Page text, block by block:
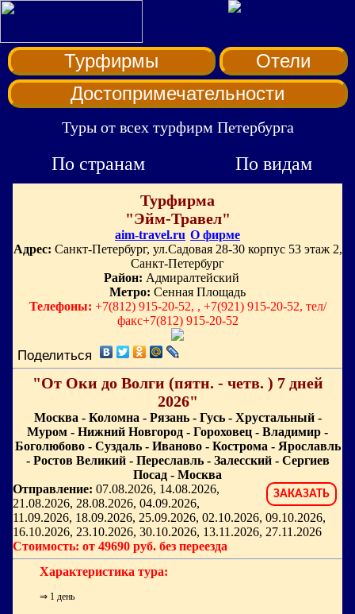
Турфирмы
Отели
Достопримечательности
Туры от всех турфирм Петербурга
По странам По видам
Турфирма
"Эйм-Травел"
aim-travel.ru О фирме
Адрес: Санкт-Петербург, ул.Садовая 28-30 корпус 53 этаж 2,
Санкт-Петербург
Район: Адмиралтейский
Метро: Сенная Площадь
Телефоны: +7(812) 915-20-52, , +7(921) 915-20-52, тел/
факс+7(812) 915-20-52
Поделиться
"От Оки до Волги (пятн. - четв. ) 7 дней
2026"
Москва - Коломна - Рязань - Гусь - Хрустальный -
Муром - Нижний Новгород - Гороховец - Владимир -
Боголюбово - Суздаль - Иваново - Кострома - Ярославль
- Ростов Великий - Переславль - Залесский - Сергиев
Посад - Москва
ЗАКАЗАТЬ
Отправление: 07.08.2026, 14.08.2026,
21.08.2026, 28.08.2026, 04.09.2026,
11.09.2026, 18.09.2026, 25.09.2026, 02.10.2026, 09.10.2026,
16.10.2026, 23.10.2026, 30.10.2026, 13.11.2026, 27.11.2026
Стоимость: от 49690 руб. без переезда
Характеристика тура:
⇒ 1 день